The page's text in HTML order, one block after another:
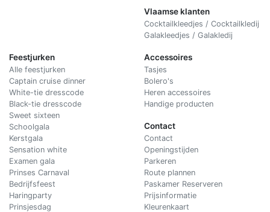
Vlaamse klanten
Cocktailkleedjes / Cocktailkledij
Galakleedjes / Galakledij
Feestjurken
Alle feestjurken
Captain cruise dinner
White-tie dresscode
Black-tie dresscode
Sweet sixteen
Schoolgala
Kerstgala
Sensation white
Examen gala
Prinses Carnaval
Bedrijfsfeest
Haringparty
Prinsjesdag
Accessoires
Tasjes
Bolero's
Heren accessoires
Handige producten
Contact
Contact
Openingstijden
Parkeren
Route plannen
Paskamer Reserveren
Prijsinformatie
Kleurenkaart